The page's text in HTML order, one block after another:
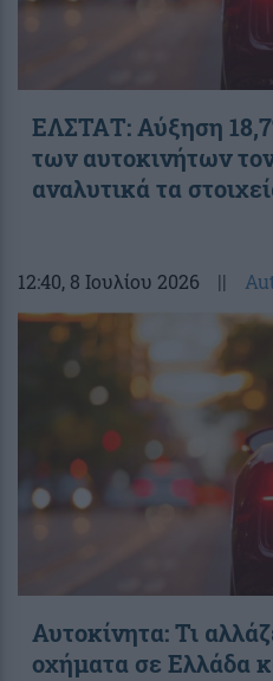
ΕΛΣΤΑΤ: Αύξηση
των αυτοκινήτων
αναλυτικά τα
12:40, 8 Ιουλίου 2026 ||
Αυτοκίνητα: Τι
οχήματα σε Ελλάδα